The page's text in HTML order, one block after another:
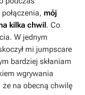
mój
kilka chwil. Co
W jednym
mi jumpscare
bardziej skłaniam
wgrywania
że na obecną chwilę